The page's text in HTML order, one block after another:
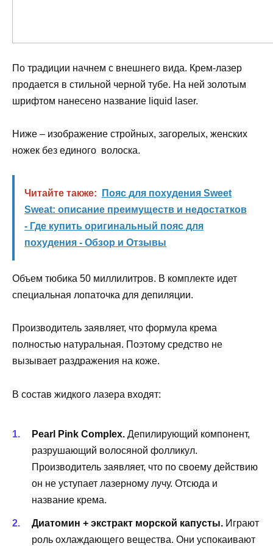
По традиции начнем с внешнего вида. Крем-лазер
продается в стильной черной тубе. На ней золотым
шрифтом нанесено название liquid laser.
Ниже – изображение стройных, загорелых, женских
ножек без единого волоска.
Читайте также:
Пояс для похудения Sweet
Sweat: описание преимуществ и недостатков
- Где купить оригинальный пояс для
похудения - Обзор и Отзывы
Объем тюбика 50 миллилитров. В комплекте идет
специальная лопаточка для депиляции.
Производитель заявляет, что формула крема
полностью натуральная. Поэтому средство не
вызывает раздражения на коже.
В состав жидкого лазера входят:
Pearl Pink Complex. Депилирующий компонент,
разрушающий волосяной фолликул.
Производитель заявляет, что по своему действию
он не уступает лазерному лучу. Отсюда и
название крема.
Диатомин + экстракт морской капусты. Играют
роль охлаждающего вещества. Они успокаивают